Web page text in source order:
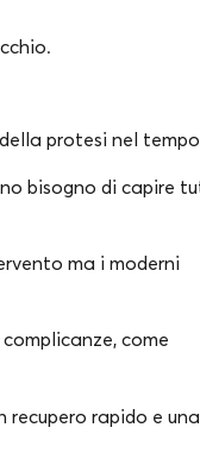
protesi nel
bisogno di capire
ma i moderni
come
rapido e una